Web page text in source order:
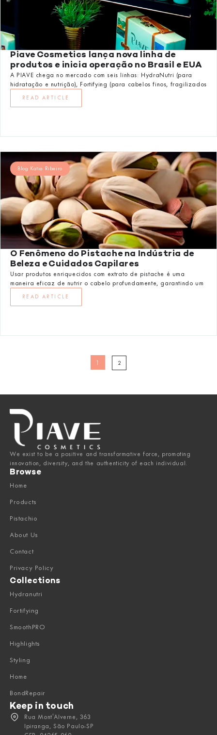
Piave Cosmetics lança nova linha de
produtos e inicia operação no Brasil e EUA
A PIAVE chega no mercado com seis linhas: HydraNutri (para
hidratação e nutrição), Fortifying (para cabelos finos, fragilizados
READ ARTICLE
Blog Katia Ribeiro
O Fenômeno do Pistache na Indústria de
Beleza e Cuidados Capilares
Usar produtos enriquecidos com extrato de pistache é uma
maneira eficaz de nutrir o cabelo profundamente, garantindo um
READ ARTICLE
1 2
We exist to be a positive and transformative force, promoting
innovation, diversity, and the authenticity of each individual.
Browse
Home
Products
Pistachio
About Us
Contact
Privacy Policy
Collections
Hydranutri
Fortifying
SmoothPRO
Highlights
Styling
Home
BondRepair
Keep in touch
Rua Mont'Alverne, 363
Ipiranga, São Paulo-SP